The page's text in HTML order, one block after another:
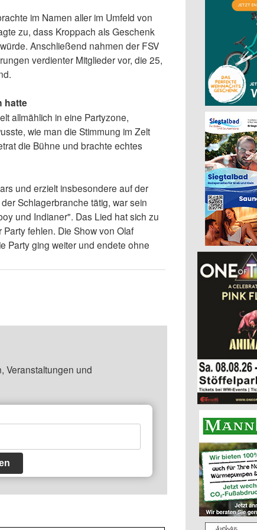
im Namen aller im Umfeld von
zu, dass Kroppach als Geschenk
Anschließend nahmen der FSV
verdienter Mitglieder vor, die 25,
hatte
allmählich in eine Partyzone,
wie man die Stimmung im Zelt
die Bühne und brachte echtes
und erzielt insbesondere auf der
Schlagerbranche tätig, war sein
und Indianer". Das Lied hat sich zu
fehlen. Die Show von Olaf
Party ging weiter und endete ohne
Veranstaltungen und